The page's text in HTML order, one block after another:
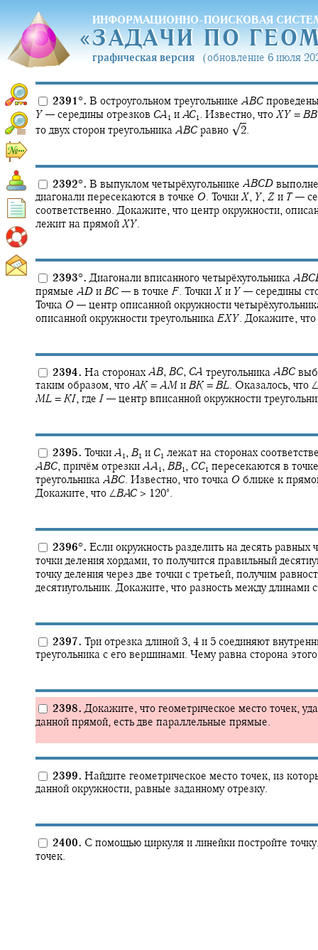
ИНФОРМАЦИОННО-ПОИСКОВАЯ
«ЗАДАЧИ ПО
«ЗАДАЧИ ПО
графическая версия (обновление 6 июля
2391°. В остроугольном треугольнике ABC
Y — середины отрезков CA 1 и AC1 . Известно, что XY = BB
то двух сторон треугольника ABC равно √2.
2392°. В выпуклом четырёхугольнике ABCD
диагонали пересекаются в точке O. Точки X, Y, Z и T—
соответственно. Докажите, что центр окружности,
лежит на прямой XY.
2393°. Диагонали вписанного четырёхугольника ABC
прямые AD и BC — в точке F. Точки X и Y — середины
Точка O — центр описанной окружности
описанной окружности треугольника EXY. Докажите, что
2394. На сторонах AB, BC, CA треугольника ABC
таким образом, что AK = AM и BK = BL. Оказалось, что ∠
ML = KI, где I — центр вписанной окружности
2395. Точки A 1 , B1 и C1 лежат на сторонах
ABC, причём отрезки AA 1 , BB1 , CC1 пересекаются в
треугольника ABC. Известно, что точка O ближе к
Докажите, что ∠BAC > 120‍∘ .
2396°. Если окружность разделить на десять равных
точки деления хордами, то получится правильный
точку деления через две точки с третьей, получим
десятиугольник. Докажите, что разность между длинами
2397. Три отрезка длиной 3, 4 и 5 соединяют
треугольника с его вершинами. Чему равна сторона
2398. Докажите, что геометрическое место точек,
данной прямой, есть две параллельные прямые.
2399. Найдите геометрическое место точек, из
данной окружности, равные заданному отрезку.
2400. С помощью циркуля и линейки постройте
точек.